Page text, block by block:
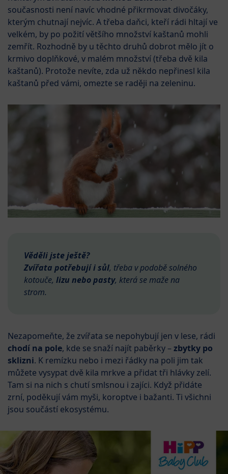
současnosti není navíc vhodné přikrmovat divočáky,
kterým chutnají nejvíc. A třeba daňci, kteří rádi hltají ve
velkém, by po požití většího množství kaštanů mohli
zemřít. Rozhodně by u těchto druhů dobrot mělo jít o
krmivo doplňkové, v malém množství (třeba dvě kila
kaštanů). Protože nevíte, zda už někdo nepřinesl kila
kaštanů před vámi, omezte se raději na zeleninu.
Věděli jste ještě?
Zvířata potřebují i sůl, třeba v podobě solného
kotouče, lizu nebo pasty, která se maže na
strom.
Nezapomeňte, že zvířata se nepohybují jen v lese, rádi
chodí na pole, kde se snaží najít paběrky –zbytky po
sklizni. K remízku nebo i mezi řádky na poli jim tak
můžete vysypat dvě kila mrkve a přidat tři hlávky zelí.
Tam si na nich s chutí smlsnou i zajíci. Když přidáte
zrní, poděkují vám myši, koroptve i bažanti. Ti všichni
jsou součástí ekosystému.